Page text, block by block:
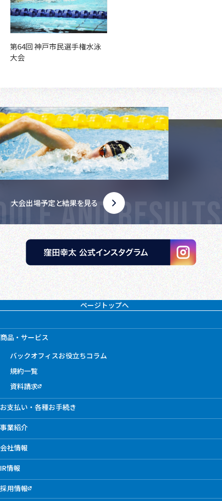
第64回 神戸市民選手権水泳
大会
and Results
大会出場予定と結果を見る
ページトップへ
商品・サービス
バックオフィスお役立ちコラム
規約一覧
資料請求
お支払い・各種お手続き
事業紹介
会社情報
IR情報
採用情報